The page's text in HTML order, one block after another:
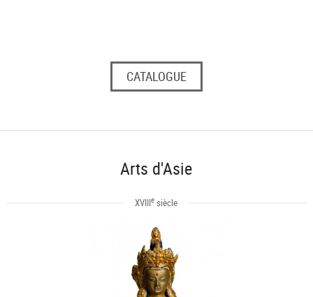
CATALOGUE
Arts d'Asie
XVIIIe siècle